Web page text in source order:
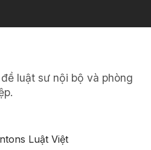
luật sư nội bộ và phòng
Luật Việt